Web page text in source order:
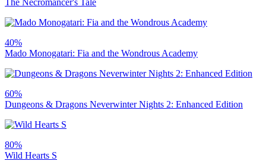
40%
Mado Monogatari: Fia and the Wondrous Academy
60%
Dungeons & Dragons Neverwinter Nights 2: Enhanced Edition
80%
Wild Hearts S